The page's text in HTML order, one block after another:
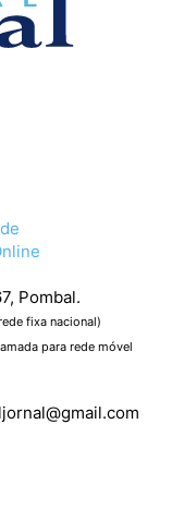
Pombal.
fixa nacional)
para rede móvel